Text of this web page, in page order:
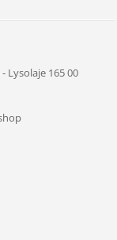
- Lysolaje 165 00